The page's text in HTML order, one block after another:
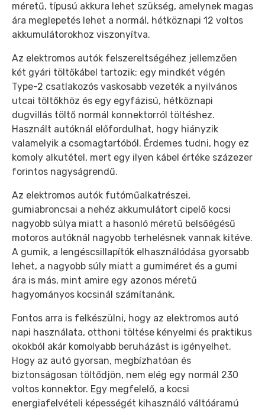
méretű, típusú akkura lehet szükség, amelynek magas
ára meglepetés lehet a normál, hétköznapi 12 voltos
akkumulátorokhoz viszonyítva.
Az elektromos autók felszereltségéhez jellemzően
két gyári töltőkábel tartozik: egy mindkét végén
Type-2 csatlakozós vaskosabb vezeték a nyilvános
utcai töltőkhöz és egy egyfázisú, hétköznapi
dugvillás töltő normál konnektorról töltéshez.
Használt autóknál előfordulhat, hogy hiányzik
valamelyik a csomagtartóból. Érdemes tudni, hogy ez
komoly alkutétel, mert egy ilyen kábel értéke százezer
forintos nagyságrendű.
Az elektromos autók futóműalkatrészei,
gumiabroncsai a nehéz akkumulátort cipelő kocsi
nagyobb súlya miatt a hasonló méretű belsőégésű
motoros autóknál nagyobb terhelésnek vannak kitéve.
A gumik, a lengéscsillapítók elhasználódása gyorsabb
lehet, a nagyobb súly miatt a gumiméret és a gumi
ára is más, mint amire egy azonos méretű
hagyományos kocsinál számítanánk.
Fontos arra is felkészülni, hogy az elektromos autó
napi használata, otthoni töltése kényelmi és praktikus
okokból akár komolyabb beruházást is igényelhet.
Hogy az autó gyorsan, megbízhatóan és
biztonságosan töltődjön, nem elég egy normál 230
voltos konnektor. Egy megfelelő, a kocsi
energiafelvételi képességét kihasználó váltóáramú